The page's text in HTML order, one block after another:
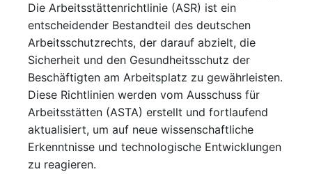
Die Arbeitsstättenrichtlinie (ASR) ist ein
entscheidender Bestandteil des deutschen
Arbeitsschutzrechts, der darauf abzielt, die
Sicherheit und den Gesundheitsschutz der
Beschäftigten am Arbeitsplatz zu gewährleisten.
Diese Richtlinien werden vom Ausschuss für
Arbeitsstätten (ASTA) erstellt und fortlaufend
aktualisiert, um auf neue wissenschaftliche
Erkenntnisse und technologische Entwicklungen
zu reagieren.